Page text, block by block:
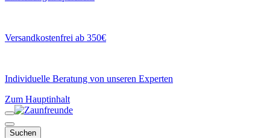
Versandkostenfrei ab 350€
Individuelle Beratung von unseren Experten
Zum Hauptinhalt
Suchen